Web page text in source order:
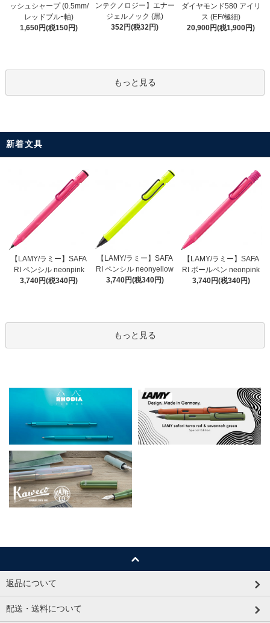
ッシュシャープ (0.5mm/
レッドブルｰ軸)
1,650円(税150円)
ンテクノロジー】エナー
ジェルノック (黒)
352円(税32円)
ダイヤモンド580 アイリ
ス (EF/極細)
20,900円(税1,900円)
もっと見る
新着文具
【LAMY/ラミー】SAFA
RI ペンシル neonpink
3,740円(税340円)
【LAMY/ラミー】SAFA
RI ペンシル neonyellow
3,740円(税340円)
【LAMY/ラミー】SAFA
RI ボールペン neonpink
3,740円(税340円)
もっと見る
返品について
配送・送料について